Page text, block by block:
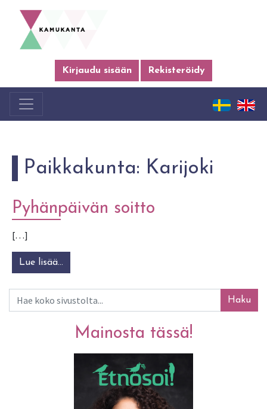
Kirjaudu sisään Rekisteröidy
Paikkakunta: Karijoki
Pyhänpäivän soitto
[…]
Lue lisää…
Haku
Mainosta tässä!